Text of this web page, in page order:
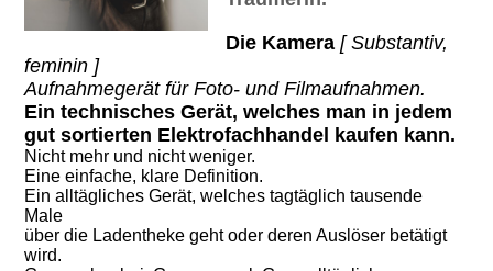
Die Kamera [ Substantiv,
feminin ]
Aufnahmegerät für Foto- und Filmaufnahmen.
Ein technisches Gerät, welches man in jedem
gut sortierten Elektrofachhandel kaufen kann.
Nicht mehr und nicht weniger.
Eine einfache, klare Definition.
Ein alltägliches Gerät, welches tagtäglich tausende
Male
über die Ladentheke geht oder deren Auslöser betätigt
wird.